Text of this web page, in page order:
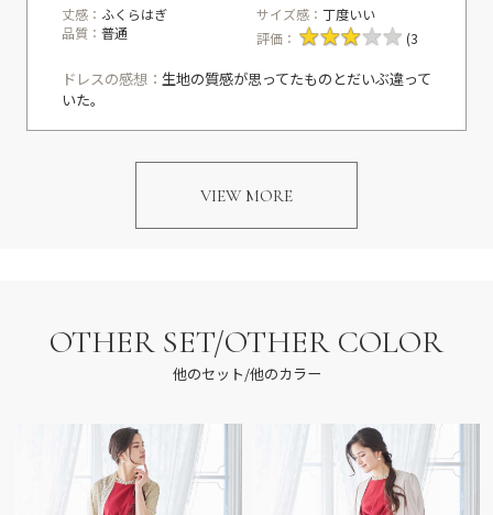
丈感： ふくらはぎ サイズ感：丁度いい
品質： 普通 評価： (3
ドレスの感想： 生地の質感が思ってたものとだいぶ違って
いた。
VIEW MORE
OTHER SET/OTHER COLOR
他のセット/他のカラー